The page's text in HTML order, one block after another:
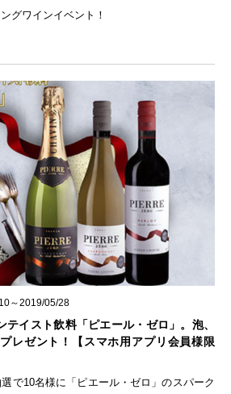
グワインイベント！
～2019/05/28
テイスト飲料「ピエール・ゼロ」。泡、
レゼント！【スマホ用アプリ会員様限
で10名様に「ピエール・ゼロ」のスパーク